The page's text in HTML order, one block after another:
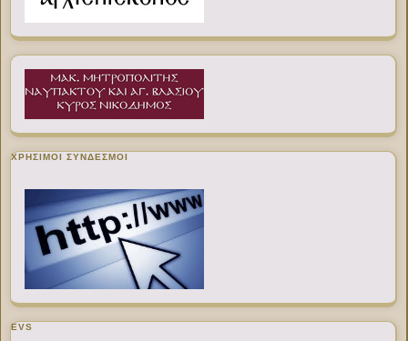
ΧΡΉΣΙΜΟΙ ΣΎΝΔΕΣΜΟΙ
EVS